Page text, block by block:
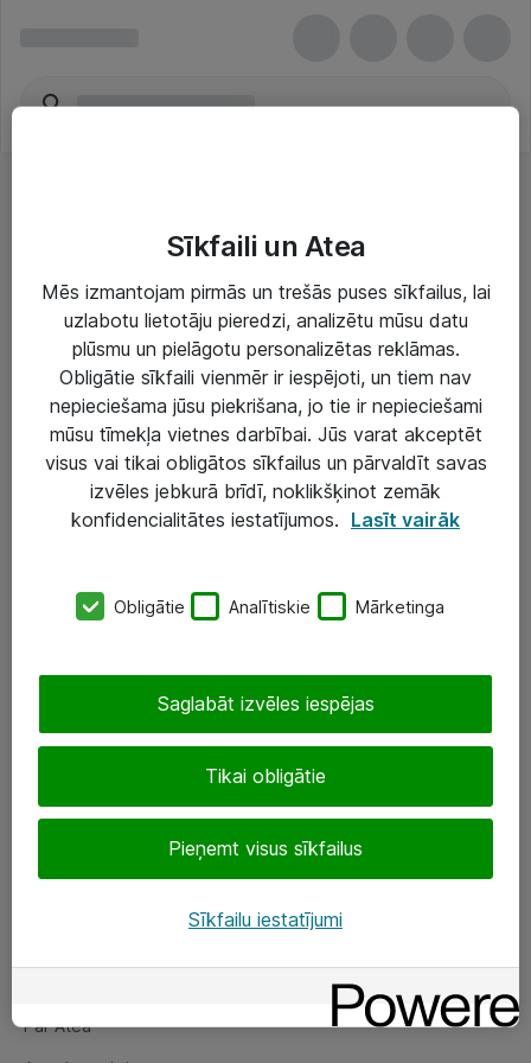
Risinājumi & Pakalpojumi
IT serviss un atbalsts
IT infrastruktūra
Darba vietu IT risinājumi
Serveri un datu centri
SIA „ATEA”
eShop@atea.lv
Sekojiet mums
Par Atea
Par Atea
Sīkfaili un Atea
Mēs izmantojam pirmās un trešās puses sīkfailus, lai
uzlabotu lietotāju pieredzi, analizētu mūsu datu
plūsmu un pielāgotu personalizētas reklāmas.
Obligātie sīkfaili vienmēr ir iespējoti, un tiem nav
nepieciešama jūsu piekrišana, jo tie ir nepieciešami
mūsu tīmekļa vietnes darbībai. Jūs varat akceptēt
visus vai tikai obligātos sīkfailus un pārvaldīt savas
izvēles jebkurā brīdī, noklikšķinot zemāk
konfidencialitātes iestatījumos. Lasīt vairāk
Obligātie Analītiskie Mārketinga
Tikai obligātie
Pieņemt visus sīkfailus
Saglabāt izvēles iespējas
Sīkfailu iestatījumi